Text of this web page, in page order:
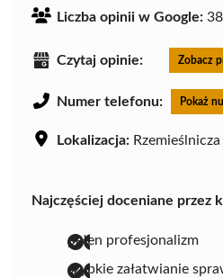
Liczba opinii w Google: 38
Czytaj opinie: Zobacz
Numer telefonu: Pokaż
Lokalizacja:
Najczęściej doceniane przez
pełen profesjonalizm
szybkie załatwianie